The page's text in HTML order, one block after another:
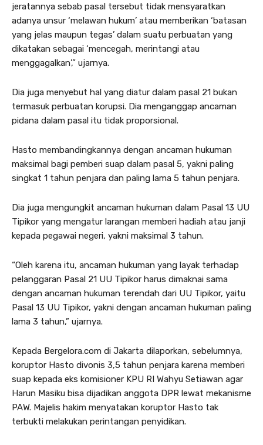
jeratannya sebab pasal tersebut tidak mensyaratkan
adanya unsur ‘melawan hukum’ atau memberikan ‘batasan
yang jelas maupun tegas’ dalam suatu perbuatan yang
dikatakan sebagai ‘mencegah, merintangi atau
menggagalkan’,” ujarnya.
Dia juga menyebut hal yang diatur dalam pasal 21 bukan
termasuk perbuatan korupsi. Dia menganggap ancaman
pidana dalam pasal itu tidak proporsional.
Hasto membandingkannya dengan ancaman hukuman
maksimal bagi pemberi suap dalam pasal 5, yakni paling
singkat 1 tahun penjara dan paling lama 5 tahun penjara.
Dia juga mengungkit ancaman hukuman dalam Pasal 13 UU
Tipikor yang mengatur larangan memberi hadiah atau janji
kepada pegawai negeri, yakni maksimal 3 tahun.
“Oleh karena itu, ancaman hukuman yang layak terhadap
pelanggaran Pasal 21 UU Tipikor harus dimaknai sama
dengan ancaman hukuman terendah dari UU Tipikor, yaitu
Pasal 13 UU Tipikor, yakni dengan ancaman hukuman paling
lama 3 tahun,” ujarnya.
Kepada Bergelora.com di Jakarta dilaporkan, sebelumnya,
koruptor Hasto divonis 3,5 tahun penjara karena memberi
suap kepada eks komisioner KPU RI Wahyu Setiawan agar
Harun Masiku bisa dijadikan anggota DPR lewat mekanisme
PAW. Majelis hakim menyatakan koruptor Hasto tak
terbukti melakukan perintangan penyidikan.